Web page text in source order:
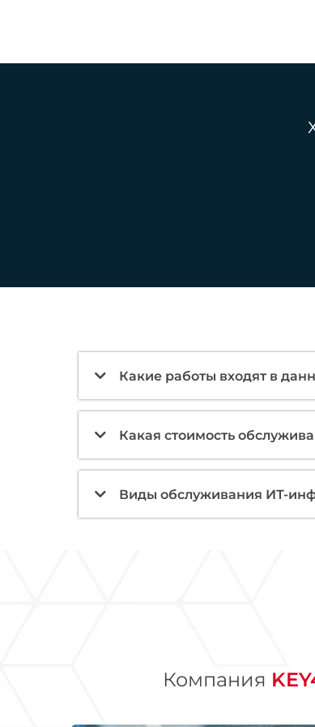
Какие работы входят в
Какая стоимость
Виды обслуживания ИТ-
Компания